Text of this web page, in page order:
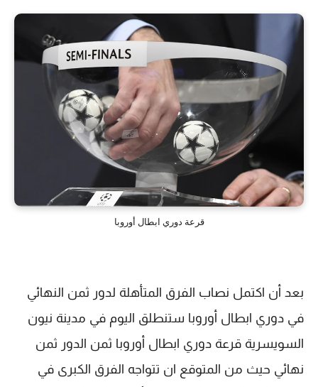
قرعة دوري ابطال أوروبا
بعد أن اكتمل نصاب الفرق المتأهلة لدور ثمن النهائي
في دوري ابطال أوروبا ستنطلق اليوم في مدينة نيون
السويسرية قرعة دوري ابطال أوروبا ثمن الدور ثمن
نهائي حيث من المتوقع ان تتواجه الفرق الكبرى في